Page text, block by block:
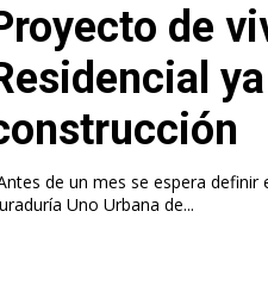
de
de un mes se espera
Uno Urbana de...